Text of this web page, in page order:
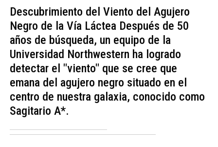
Descubrimiento del Viento del Agujero
Negro de la Vía Láctea Después de 50
años de búsqueda, un equipo de la
Universidad Northwestern ha logrado
detectar el "viento" que se cree que
emana del agujero negro situado en el
centro de nuestra galaxia, conocido como
Sagitario A*.